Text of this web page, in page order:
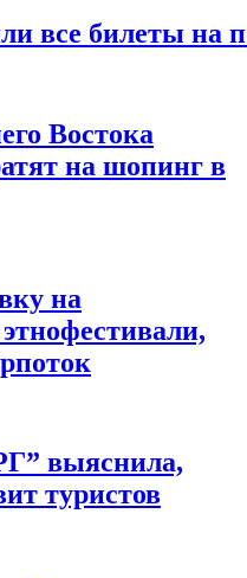
все билеты на
Востока
на шопинг в
на
выяснила,
туристов